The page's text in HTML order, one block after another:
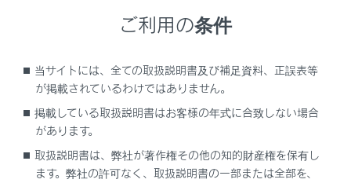
めに初期設定が必要です。
初期設定が必要な項目
ご利用の条件
当サイトには、全ての取扱説明書及び補足資料、正誤表等
が掲載されているわけではありません。
掲載している取扱説明書はお客様の年式に合致しない場合
があります。
取扱説明書は、弊社が著作権その他の知的財産権を保有し
ます。弊社の許可なく、取扱説明書の一部または全部を、